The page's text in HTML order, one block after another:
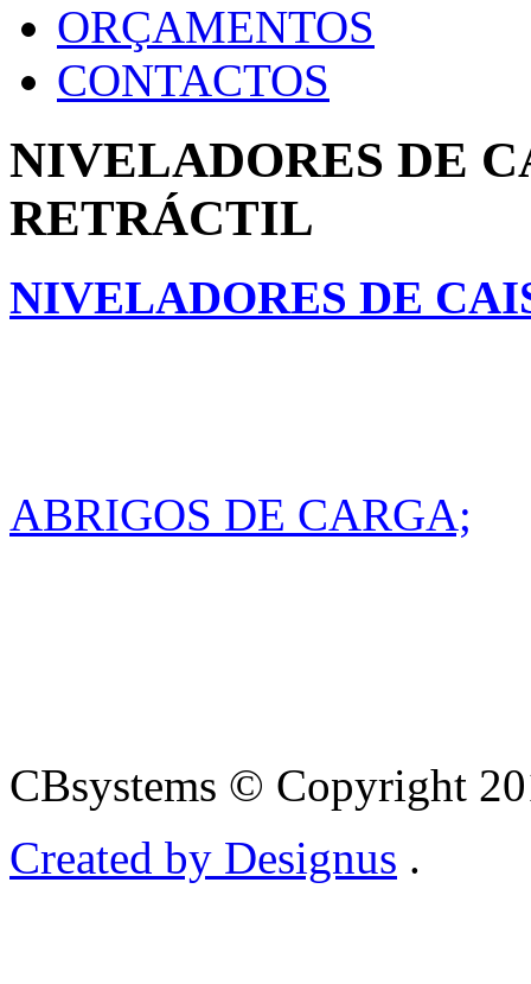
ORÇAMENTOS
CONTACTOS
NIVELADORES DE
RETRÁCTIL
NIVELADORES DE
ABRIGOS DE CARGA;
CBsystems © Copyright
Created by Designus .